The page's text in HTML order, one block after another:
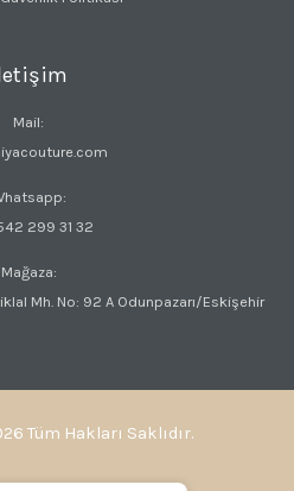
Mail:
299 31 32
Mağaza:
Mh. No: 92 A Odunpazarı/Eskişehir
Tüm Hakları Saklıdır.